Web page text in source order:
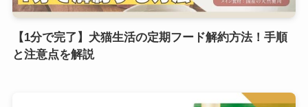
【1分で完了】犬猫生活の定期フード解約方法！手順
と注意点を解説